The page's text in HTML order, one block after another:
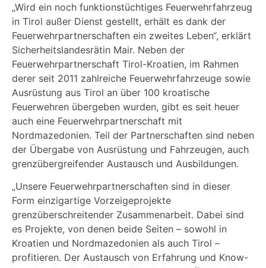
„Wird ein noch funktionstüchtiges Feuerwehrfahrzeug
in Tirol außer Dienst gestellt, erhält es dank der
Feuerwehrpartnerschaften ein zweites Leben“, erklärt
Sicherheitslandesrätin Mair. Neben der
Feuerwehrpartnerschaft Tirol-Kroatien, im Rahmen
derer seit 2011 zahlreiche Feuerwehrfahrzeuge sowie
Ausrüstung aus Tirol an über 100 kroatische
Feuerwehren übergeben wurden, gibt es seit heuer
auch eine Feuerwehrpartnerschaft mit
Nordmazedonien. Teil der Partnerschaften sind neben
der Übergabe von Ausrüstung und Fahrzeugen, auch
grenzübergreifender Austausch und Ausbildungen.
„Unsere Feuerwehrpartnerschaften sind in dieser
Form einzigartige Vorzeigeprojekte
grenzüberschreitender Zusammenarbeit. Dabei sind
es Projekte, von denen beide Seiten – sowohl in
Kroatien und Nordmazedonien als auch Tirol –
profitieren. Der Austausch von Erfahrung und Know-